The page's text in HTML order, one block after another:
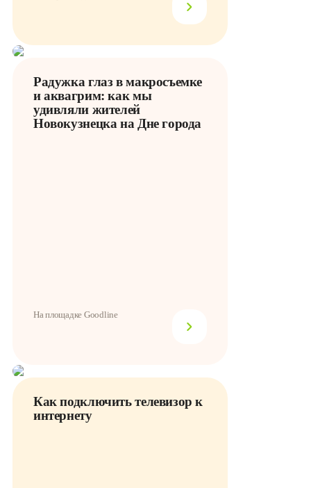
Радужка глаз в макросъемке
и аквагрим: как мы
удивляли жителей
Новокузнецка на Дне города
На площадке Goodline
Как подключить телевизор к
интернету